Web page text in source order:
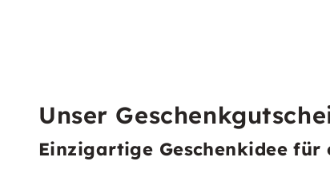
Unser
Einzigartige Geschenkidee für